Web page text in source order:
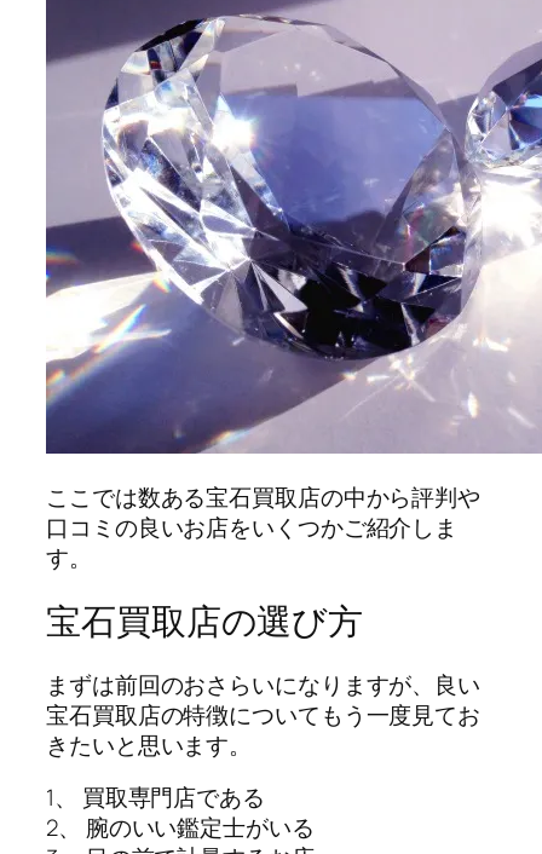
ここでは数ある宝石買取店の中から評判や
口コミの良いお店をいくつかご紹介しま
す。
宝石買取店の選び方
まずは前回のおさらいになりますが、良い
宝石買取店の特徴についてもう一度見てお
きたいと思います。
1、 買取専門店である
2、 腕のいい鑑定士がいる